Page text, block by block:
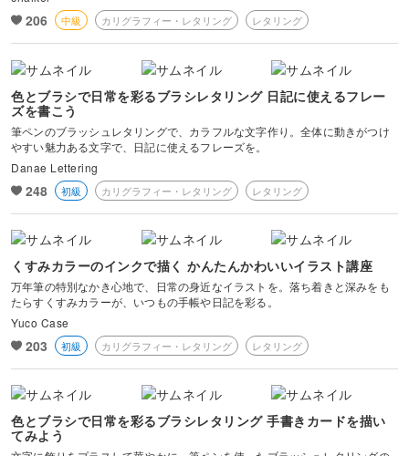
206 中級 カリグラフィー・レタリング レタリング
色とブラシで日常を彩るブラシレタリング 日記に使えるフレー
ズを書こう
筆ペンのブラッシュレタリングで、カラフルな文字作り。全体に動きがつけ
やすい魅力ある文字で、日記に使えるフレーズを。
Danae Lettering
248 初級 カリグラフィー・レタリング レタリング
くすみカラーのインクで描く かんたんかわいいイラスト講座
万年筆の特別なかき心地で、日常の身近なイラストを。落ち着きと深みをも
たらすくすみカラーが、いつもの手帳や日記を彩る。
Yuco Case
203 初級 カリグラフィー・レタリング レタリング
色とブラシで日常を彩るブラシレタリング 手書きカードを描い
てみよう